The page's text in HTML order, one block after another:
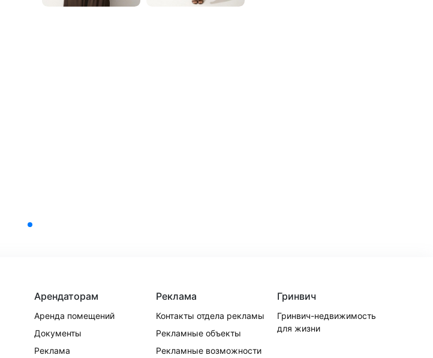
Арендаторам
Аренда помещений
Документы
Реклама
Реклама
Контакты отдела рекламы
Рекламные объекты
Рекламные возможности
Гринвич
Гринвич-недвижимость
для жизни